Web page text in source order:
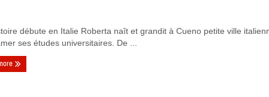
débute en Italie Roberta naît et grandit à Cueno petite ville
ses études universitaires. De ...